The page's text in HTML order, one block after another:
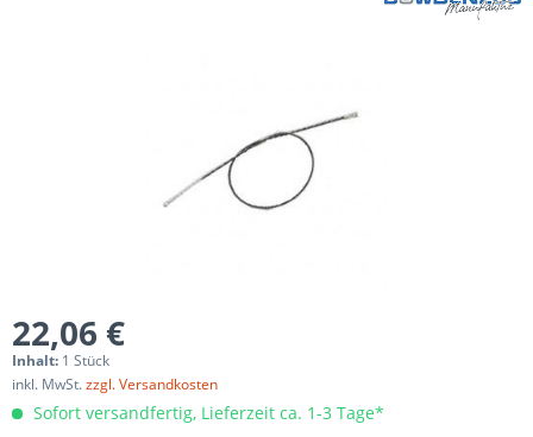
22,06 €
Inhalt: 1 Stück
inkl. MwSt.zzgl. Versandkosten
Sofort versandfertig, Lieferzeit ca. 1-3 Tage*